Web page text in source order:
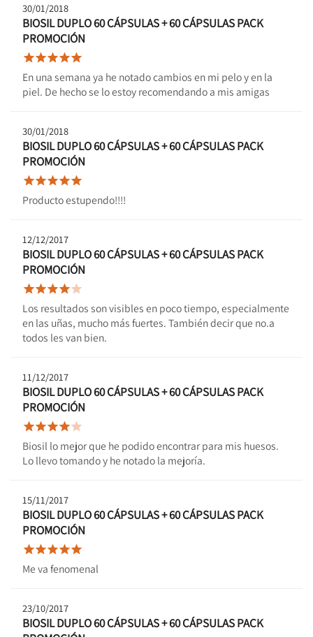
30/01/2018
BIOSIL DUPLO 60 CÁPSULAS + 60 CÁPSULAS PACK
PROMOCIÓN

En una semana ya he notado cambios en mi pelo y en la
piel. De hecho se lo estoy recomendando a mis amigas
30/01/2018
BIOSIL DUPLO 60 CÁPSULAS + 60 CÁPSULAS PACK
PROMOCIÓN

Producto estupendo!!!!
12/12/2017
BIOSIL DUPLO 60 CÁPSULAS + 60 CÁPSULAS PACK
PROMOCIÓN

Los resultados son visibles en poco tiempo, especialmente
en las uñas, mucho más fuertes. También decir que no.a
todos les van bien.
11/12/2017
BIOSIL DUPLO 60 CÁPSULAS + 60 CÁPSULAS PACK
PROMOCIÓN

Biosil lo mejor que he podido encontrar para mis huesos.
Lo llevo tomando y he notado la mejoría.
15/11/2017
BIOSIL DUPLO 60 CÁPSULAS + 60 CÁPSULAS PACK
PROMOCIÓN

Me va fenomenal
23/10/2017
BIOSIL DUPLO 60 CÁPSULAS + 60 CÁPSULAS PACK